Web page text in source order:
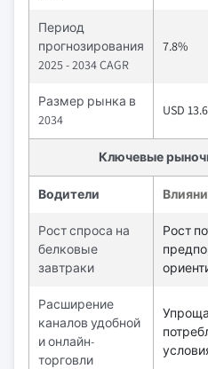
Период
прогнозирования
2025 - 2034 CAGR
7.8%
Размер рынка в
2034
USD
Ключевые
Водители
Рост спроса на
белковые
завтраки
Рост
Расширение
каналов удобной
и онлайн-
торговли